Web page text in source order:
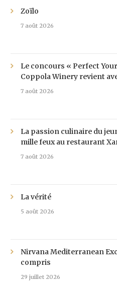
Zoïlo
7 août 2026
Le concours « Perfect
Coppola Winery revient
7 août 2026
La passion culinaire du
mille feux au restaurant
7 août 2026
La vérité
5 août 2026
Nirvana Mediterranean
compris
29 juillet 2026